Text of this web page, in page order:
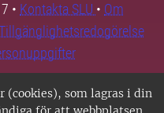
(cookies), som lagras i din
• Kontakta SLU • Om